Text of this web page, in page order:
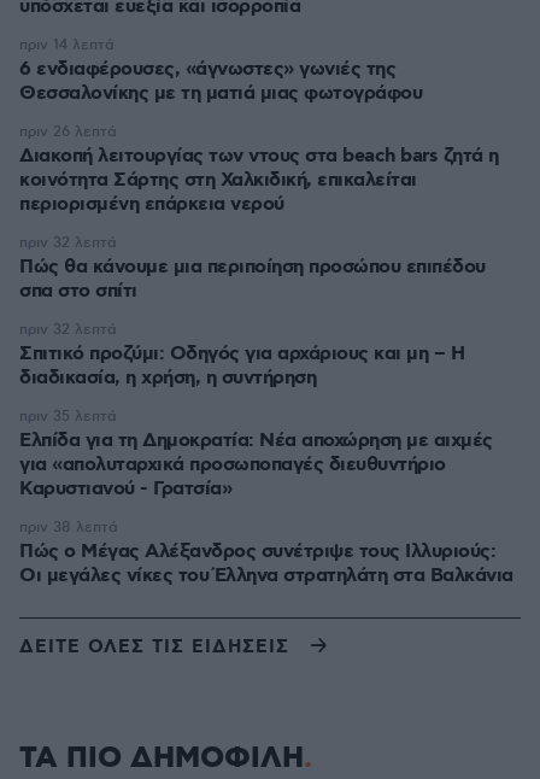
υπόσχεται ευεξία και ισορροπία
6 ενδιαφέρουσες, «άγνωστες» γωνιές της
Θεσσαλονίκης με τη ματιά μιας φωτογράφου
πριν 14 λεπτά
Διακοπή λειτουργίας των ντους στα beach bars ζητά η
κοινότητα Σάρτης στη Χαλκιδική, επικαλείται
περιορισμένη επάρκεια νερού
πριν 26 λεπτά
Πώς θα κάνουμε μια περιποίηση προσώπου επιπέδου
σπα στο σπίτι
πριν 32 λεπτά
Σπιτικό προζύμι: Οδηγός για αρχάριους και μη – Η
διαδικασία, η χρήση, η συντήρηση
πριν 32 λεπτά
Ελπίδα για τη Δημοκρατία: Νέα αποχώρηση με αιχμές
για «απολυταρχικά προσωποπαγές διευθυντήριο
Καρυστιανού - Γρατσία»
πριν 35 λεπτά
Πώς ο Μέγας Αλέξανδρος συνέτριψε τους Ιλλυριούς:
Οι μεγάλες νίκες του Έλληνα στρατηλάτη στα Βαλκάνια
πριν 38 λεπτά
ΔΕΙΤΕ ΟΛΕΣ ΤΙΣ ΕΙΔΗΣΕΙΣ
ΤΑ ΠΙΟ ΔΗΜΟΦΙΛΗ